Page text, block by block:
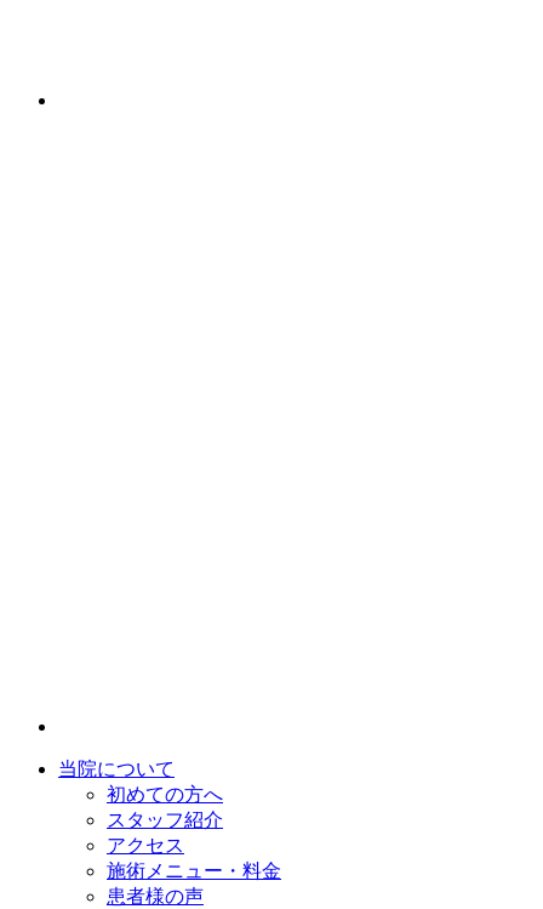
当院について
初めての方へ
スタッフ紹介
アクセス
施術メニュー・料金
患者様の声